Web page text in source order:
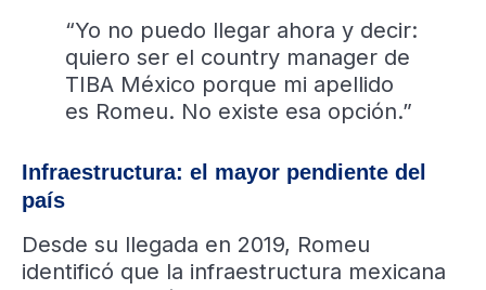
“Yo no puedo llegar ahora y decir:
quiero ser el country manager de
TIBA México porque mi apellido
es Romeu. No existe esa opción.”
Infraestructura: el mayor pendiente del
país
Desde su llegada en 2019, Romeu
identificó que la infraestructura mexicana